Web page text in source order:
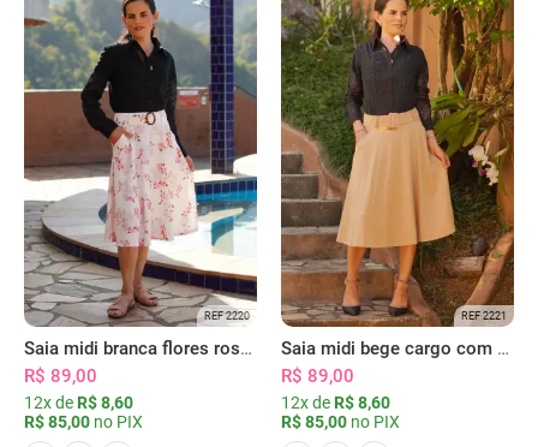
REF 2220
Saia midi branca flores rosas com bolsos
R$ 89,00
12x de R$ 8,60
R$ 85,00 no PIX
REF 2221
Saia midi bege cargo com bolsos
R$ 89,00
12x de R$ 8,60
R$ 85,00 no PIX